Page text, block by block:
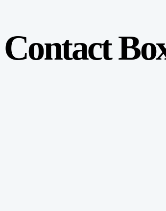
Contact